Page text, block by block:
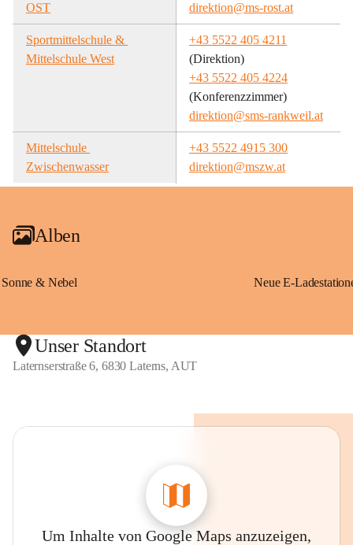
OST
direktion@ms-rost.at
Sportmittelschule &
Mittelschule West
+43 5522 405 4211
(Direktion)
+43 5522 405 4224
(Konferenzzimmer)
direktion@sms-rankweil.at
Mittelschule
Zwischenwasser
+43 5522 4915 300
direktion@mszw.at
Alben
Sonne & Nebel
Unser Standort
Laternserstraße 6, 6830 Laterns, AUT
Um Inhalte von Google Maps anzuzeigen,